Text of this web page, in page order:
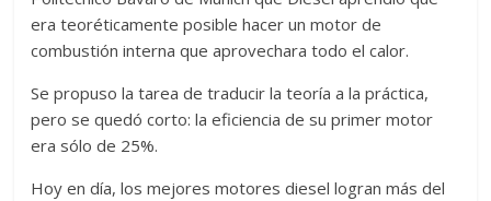
era teoréticamente posible hacer un motor de
combustión interna que aprovechara todo el calor.
Se propuso la tarea de traducir la teoría a la práctica,
pero se quedó corto: la eficiencia de su primer motor
era sólo de 25%.
Hoy en día, los mejores motores diesel logran más del